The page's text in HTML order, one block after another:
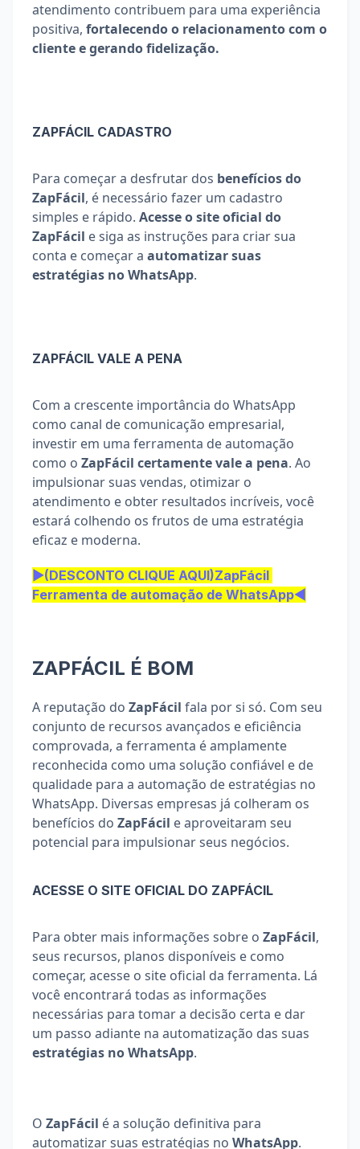
atendimento contribuem para uma experiência
positiva, fortalecendo o relacionamento com o
cliente e gerando fidelização.
ZAPFÁCIL CADASTRO
Para começar a desfrutar dos benefícios do
ZapFácil, é necessário fazer um cadastro
simples e rápido. Acesse o site oficial do
ZapFácil e siga as instruções para criar sua
conta e começar a automatizar suas
estratégias no WhatsApp.
ZAPFÁCIL VALE A PENA
Com a crescente importância do WhatsApp
como canal de comunicação empresarial,
investir em uma ferramenta de automação
como o ZapFácil certamente vale a pena. Ao
impulsionar suas vendas, otimizar o
atendimento e obter resultados incríveis, você
estará colhendo os frutos de uma estratégia
eficaz e moderna.
▶(DESCONTO CLIQUE AQUI)ZapFácil
Ferramenta de automação de WhatsApp◀
ZAPFÁCIL É BOM
A reputação do ZapFácil fala por si só. Com seu
conjunto de recursos avançados e eficiência
comprovada, a ferramenta é amplamente
reconhecida como uma solução confiável e de
qualidade para a automação de estratégias no
WhatsApp. Diversas empresas já colheram os
benefícios do ZapFácil e aproveitaram seu
potencial para impulsionar seus negócios.
ACESSE O SITE OFICIAL DO ZAPFÁCIL
Para obter mais informações sobre o ZapFácil,
seus recursos, planos disponíveis e como
começar, acesse o site oficial da ferramenta. Lá
você encontrará todas as informações
necessárias para tomar a decisão certa e dar
estratégias no WhatsApp.
O ZapFácil é a solução definitiva para
automatizar suas estratégias no WhatsApp.